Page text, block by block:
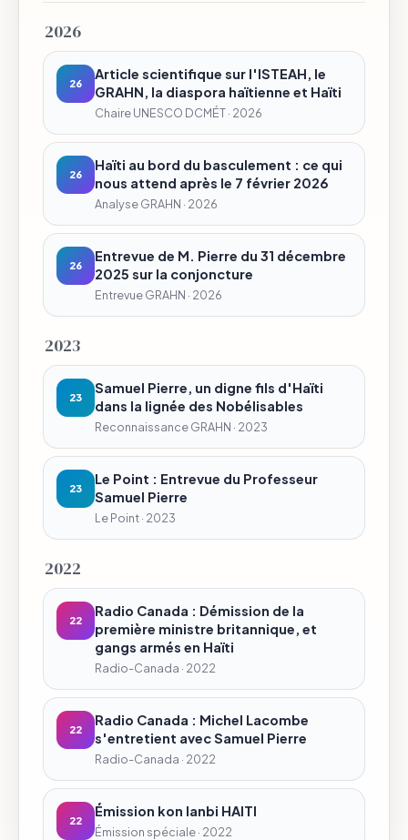
2026
26
Article scientifique sur l'ISTEAH, le
GRAHN, la diaspora haïtienne et Haïti
Chaire UNESCO DCMÉT · 2026
26
Haïti au bord du basculement : ce qui
nous attend après le 7 février 2026
Analyse GRAHN · 2026
26
Entrevue de M. Pierre du 31 décembre
2025 sur la conjoncture
Entrevue GRAHN · 2026
2023
23
Samuel Pierre, un digne fils d'Haïti
dans la lignée des Nobélisables
Reconnaissance GRAHN · 2023
23
Le Point : Entrevue du Professeur
Samuel Pierre
Le Point · 2023
2022
22
Radio Canada : Démission de la
première ministre britannique, et
gangs armés en Haïti
Radio-Canada · 2022
22
Radio Canada : Michel Lacombe
s'entretient avec Samuel Pierre
Radio-Canada · 2022
22
Émission kon lanbi HAITI
Émission spéciale · 2022